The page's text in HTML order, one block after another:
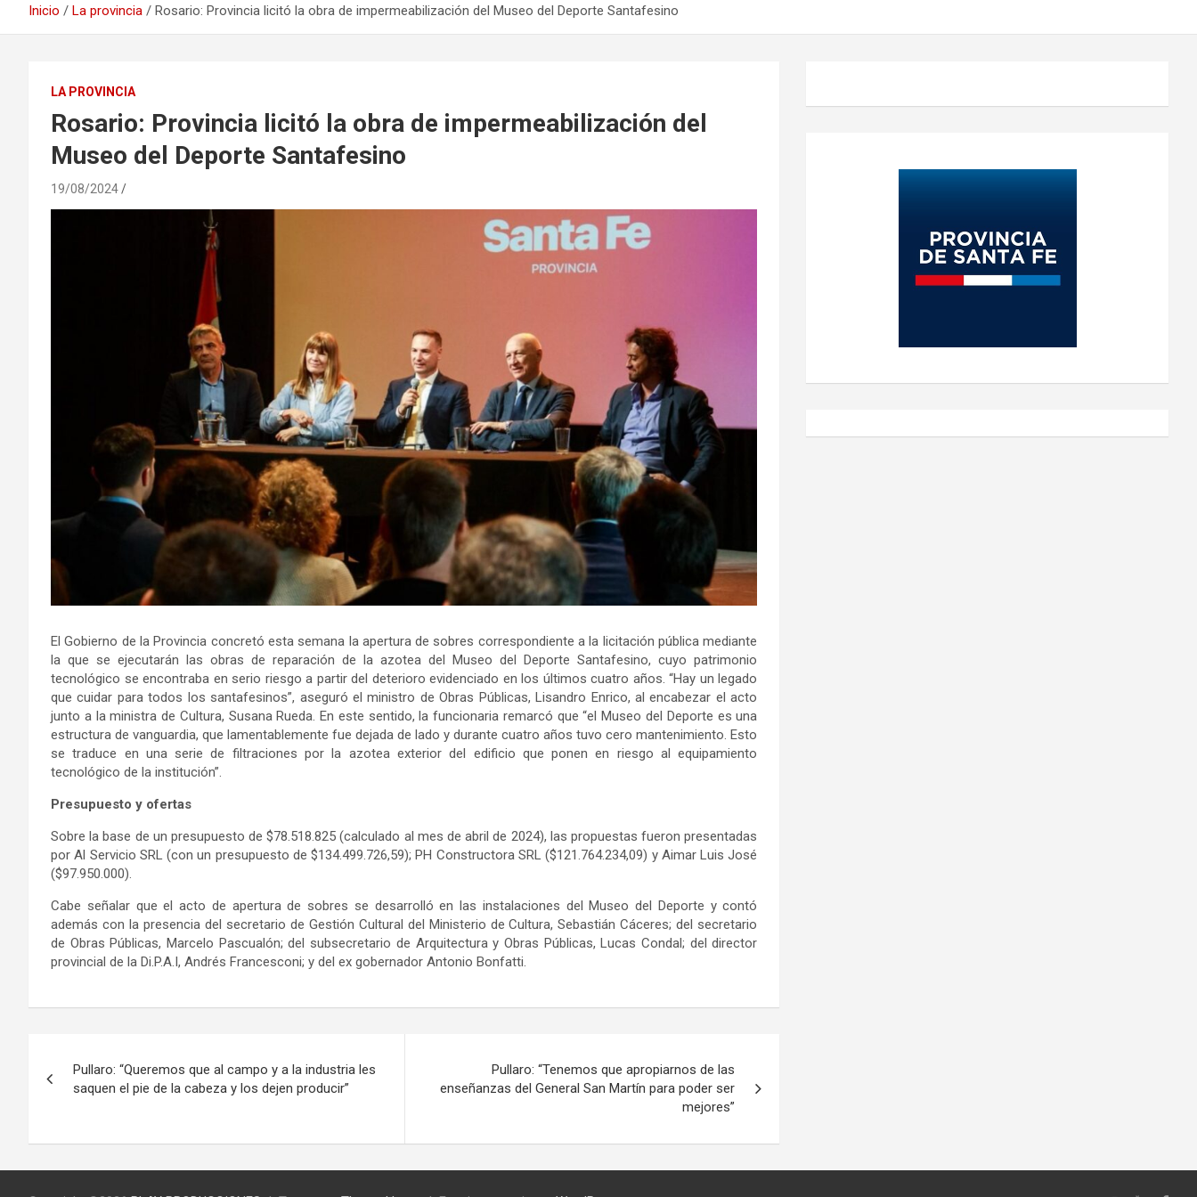
Inicio La provincia Rosario: Provincia licitó la obra de impermeabilización del Museo del Deporte Santafesino
LA PROVINCIA
Rosario: Provincia licitó la obra de impermeabilización del
Museo del Deporte Santafesino
19/08/2024
El Gobierno de la Provincia concretó esta semana la apertura de sobres correspondiente a la licitación pública mediante
la que se ejecutarán las obras de reparación de la azotea del Museo del Deporte Santafesino, cuyo patrimonio
tecnológico se encontraba en serio riesgo a partir del deterioro evidenciado en los últimos cuatro años. “Hay un legado
que cuidar para todos los santafesinos”, aseguró el ministro de Obras Públicas, Lisandro Enrico, al encabezar el acto
junto a la ministra de Cultura, Susana Rueda. En este sentido, la funcionaria remarcó que “el Museo del Deporte es una
estructura de vanguardia, que lamentablemente fue dejada de lado y durante cuatro años tuvo cero mantenimiento. Esto
se traduce en una serie de filtraciones por la azotea exterior del edificio que ponen en riesgo al equipamiento
tecnológico de la institución”.
Presupuesto y ofertas
Sobre la base de un presupuesto de $78.518.825 (calculado al mes de abril de 2024), las propuestas fueron presentadas
por Al Servicio SRL (con un presupuesto de $134.499.726,59); PH Constructora SRL ($121.764.234,09) y Aimar Luis José
($97.950.000).
Cabe señalar que el acto de apertura de sobres se desarrolló en las instalaciones del Museo del Deporte y contó
además con la presencia del secretario de Gestión Cultural del Ministerio de Cultura, Sebastián Cáceres; del secretario
de Obras Públicas, Marcelo Pascualón; del subsecretario de Arquitectura y Obras Públicas, Lucas Condal; del director
provincial de la Di.P.A.I, Andrés Francesconi; y del ex gobernador Antonio Bonfatti.
de
Pullaro: “Queremos que al campo y a la industria les
saquen el pie de la cabeza y los dejen producir”
Pullaro: “Tenemos que apropiarnos de las
enseñanzas del General San Martín para poder ser
mejores”